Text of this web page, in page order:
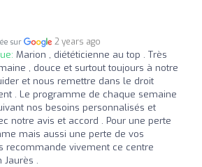
sur 2 years ago
Marion , diététicienne au top . Très
, douce et surtout toujours à notre
et nous remettre dans le droit
. Le programme de chaque semaine
nos besoins personnalisés et
notre avis et accord . Pour une perte
mais aussi une perte de vos
recommande vivement ce centre
Jaurès .